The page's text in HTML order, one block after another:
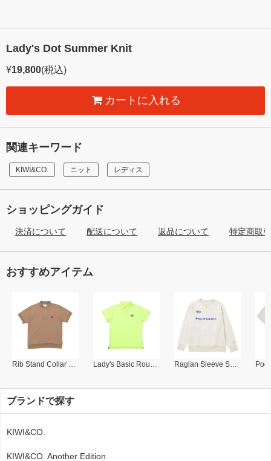
Lady's Dot Summer Knit
¥19,800(税込)
カートに入れる
関連キーワード
KIWI&CO. ニット レディス
ショッピングガイド
決済について 配送について 返品について 特定商取
おすすめアイテム
Rib Stand Collar Polo Lady's Basic Round Collar Polo Raglan Sleeve Sweat Shirt
ブランドで探す
KIWI&CO.
KIWI&CO. Another Edition